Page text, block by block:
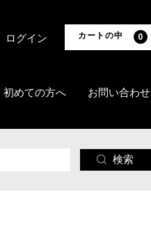
初めての方へ お問い合わせ
カートの中 0
ログイン
検索